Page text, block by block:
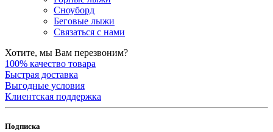
Сноуборд
Беговые лыжи
Связаться с нами
Хотите, мы Вам перезвоним?
100% качество товара
Быстрая доставка
Выгодные условия
Клиентская поддержка
Подписка